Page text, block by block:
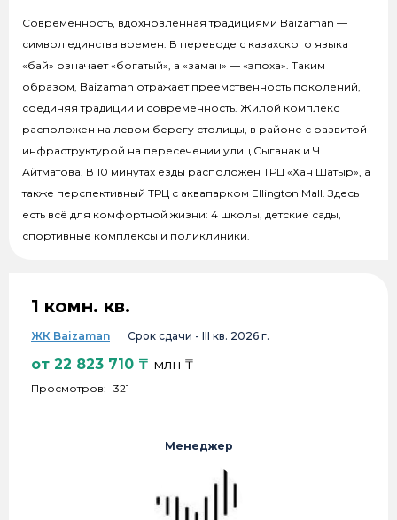
Современность, вдохновленная традициями Baizaman —
символ единства времен. В переводе с казахского языка
«бай» означает «богатый», а «заман» — «эпоха». Таким
образом, Baizaman отражает преемственность поколений,
соединяя традиции и современность. Жилой комплекс
расположен на левом берегу столицы, в районе с развитой
инфраструктурой на пересечении улиц Сыганак и Ч.
Айтматова. В 10 минутах езды расположен ТРЦ «Хан Шатыр», а
также перспективный ТРЦ с аквапарком Ellington Mall. Здесь
есть всё для комфортной жизни: 4 школы, детские сады,
спортивные комплексы и поликлиники.
1 комн. кв.
ЖК Baizaman Срок сдачи - III кв. 2026 г.
от 22 823 710 ₸ млн ₸
Просмотров: 321
Менеджер